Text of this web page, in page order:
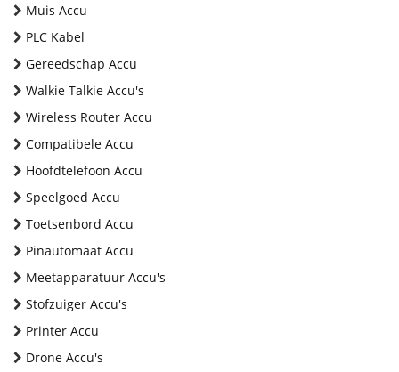
Muis Accu
PLC Kabel
Gereedschap Accu
Walkie Talkie Accu's
Wireless Router Accu
Compatibele Accu
Hoofdtelefoon Accu
Speelgoed Accu
Toetsenbord Accu
Pinautomaat Accu
Meetapparatuur Accu's
Stofzuiger Accu's
Printer Accu
Drone Accu's